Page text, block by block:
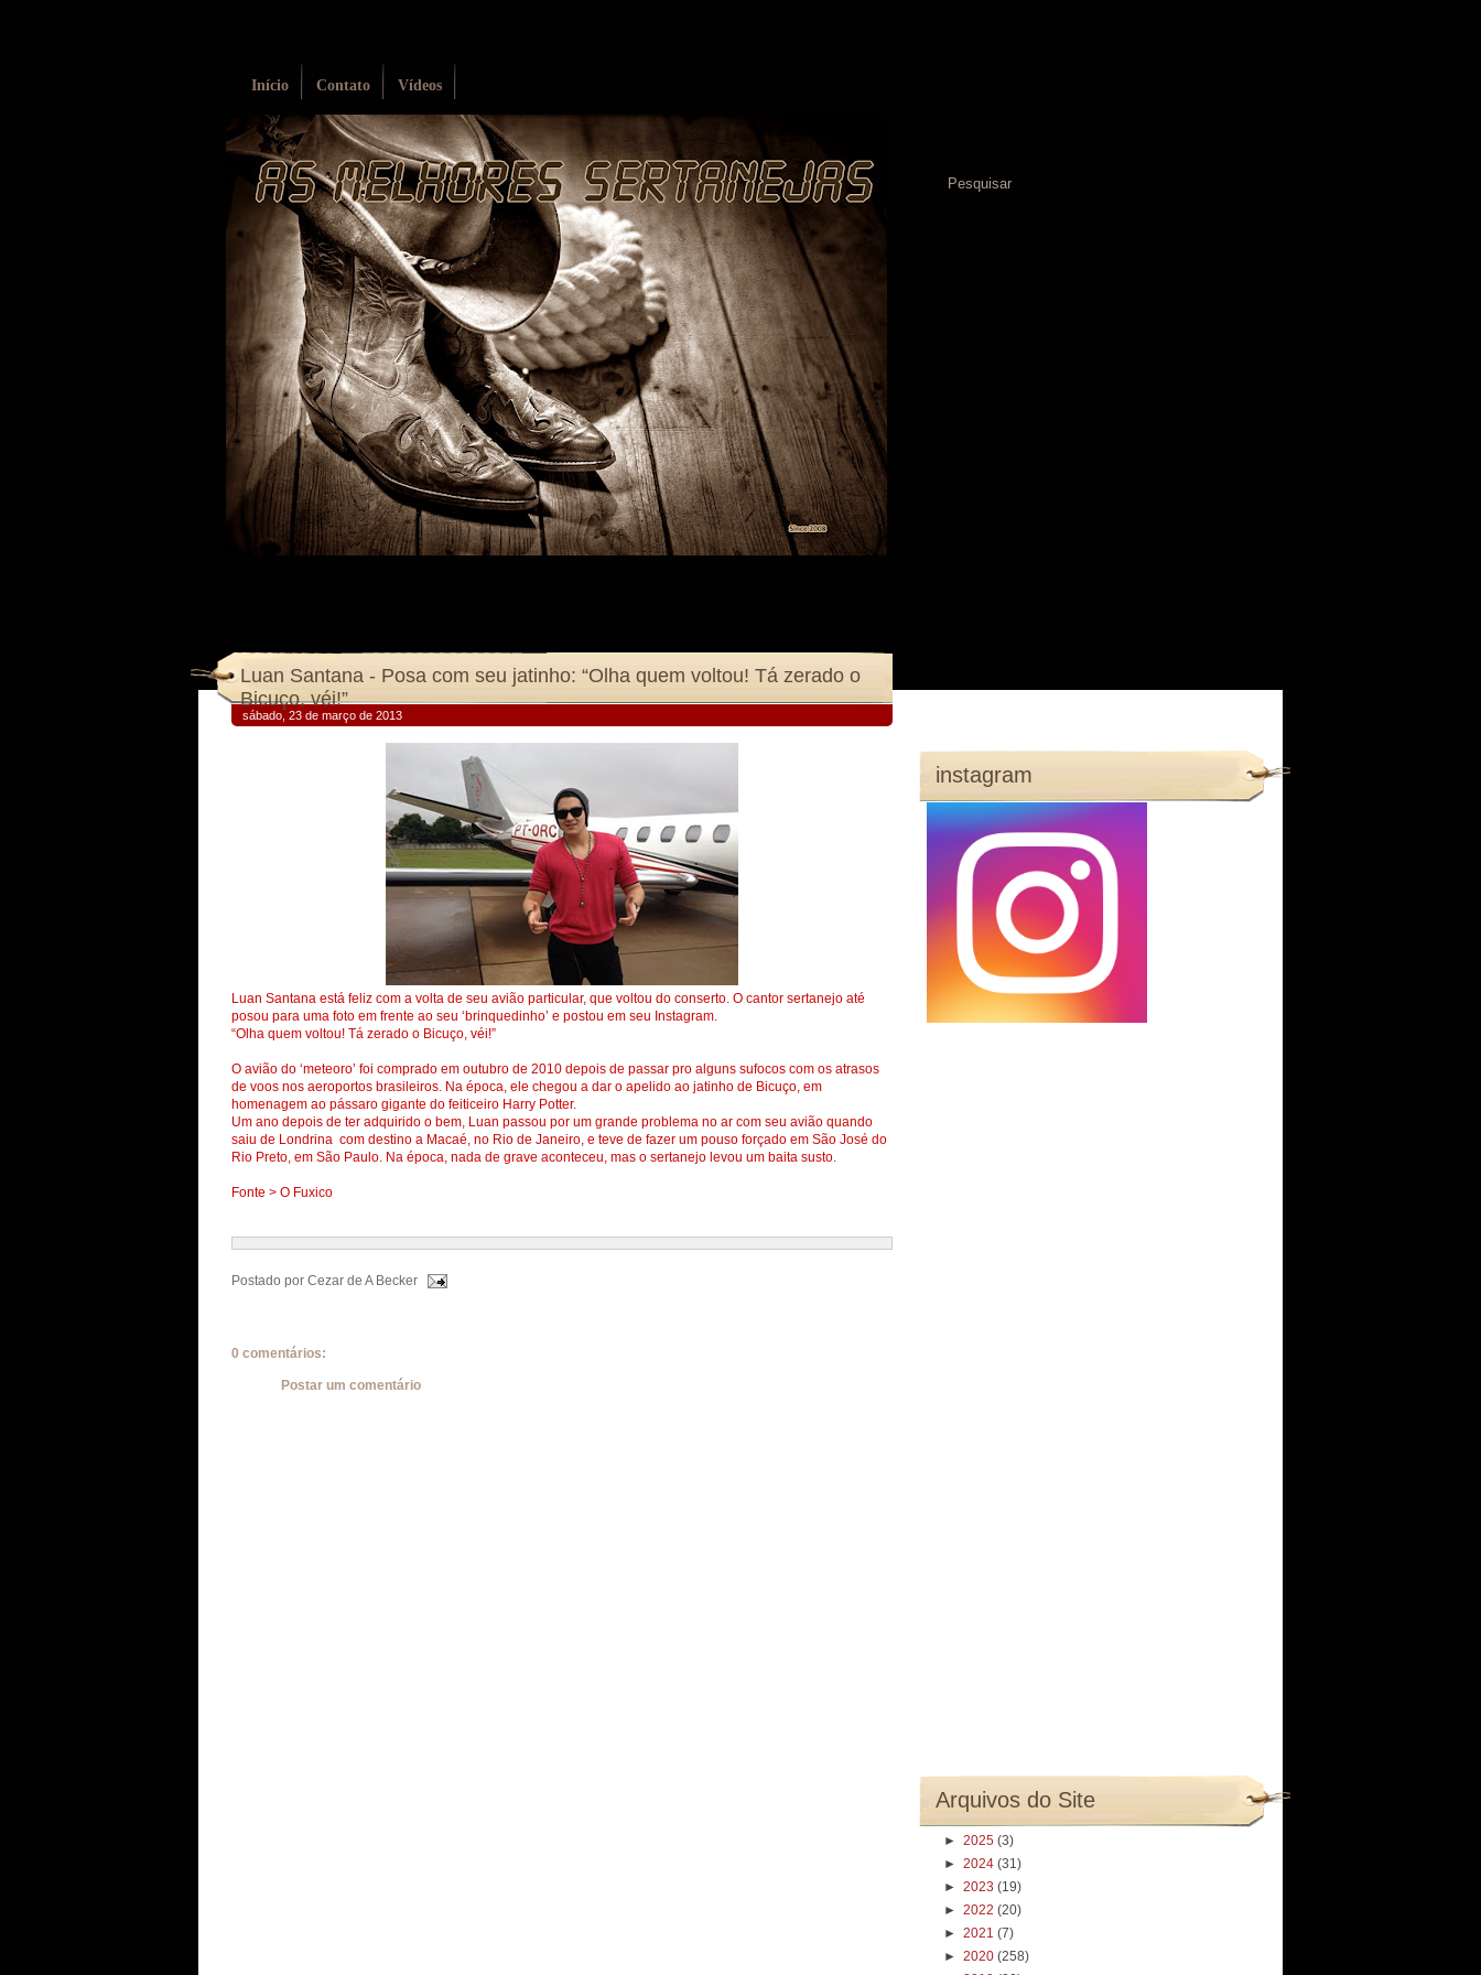
Início Contato Vídeos
Luan Santana - Posa com seu jatinho: “Olha quem voltou! Tá zerado o
Bicuço, véi!”
sábado, 23 de março de 2013
Luan Santana está feliz com a volta de seu avião particular, que voltou do conserto. O cantor sertanejo até
posou para uma foto em frente ao seu ‘brinquedinho’ e postou em seu Instagram.
“Olha quem voltou! Tá zerado o Bicuço, véi!”
O avião do ‘meteoro’ foi comprado em outubro de 2010 depois de passar pro alguns sufocos com os atrasos
de voos nos aeroportos brasileiros. Na época, ele chegou a dar o apelido ao jatinho de Bicuço, em
homenagem ao pássaro gigante do feiticeiro Harry Potter.
Um ano depois de ter adquirido o bem, Luan passou por um grande problema no ar com seu avião quando
saiu de Londrina com destino a Macaé, no Rio de Janeiro, e teve de fazer um pouso forçado em São José do
Rio Preto, em São Paulo. Na época, nada de grave aconteceu, mas o sertanejo levou um baita susto.
Fonte > O Fuxico
Postado por Cezar de A Becker
0 comentários:
Postar um comentário
instagram
Arquivos do Site
► 2025 (3)
► 2024 (31)
► 2023 (19)
► 2022 (20)
► 2021 (7)
► 2020 (258)